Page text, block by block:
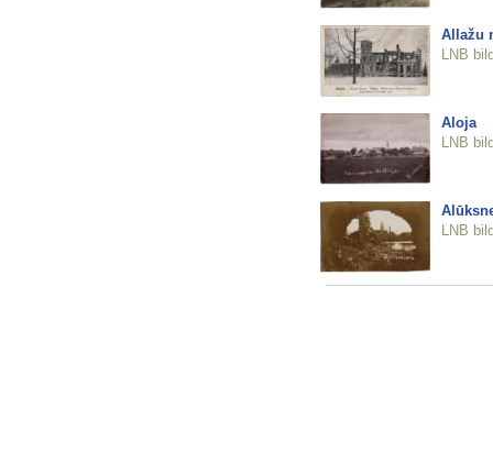
Allažu
LNB
Aloja
LNB
LNB